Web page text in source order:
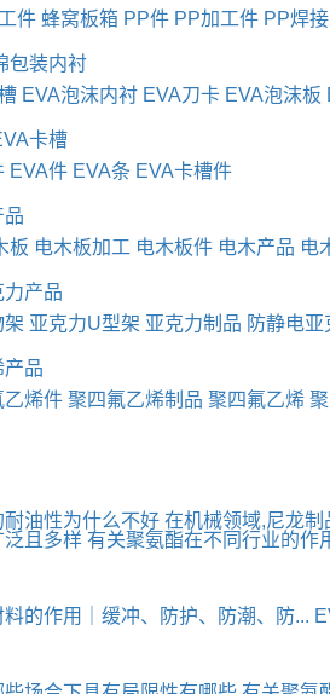
件 蜂窝板箱 PP件 PP加工件 PP焊
包装内衬
EVA泡沫内衬 EVA刀卡 EVA泡沫板
卡槽
EVA件 EVA条 EVA卡槽件
品
板 电木板加工 电木板件 电木产品 电
力产品
架 亚克力U型架 亚克力制品 防静电
产品
乙烯件 聚四氟乙烯制品 聚四氟乙烯
耐油性为什么不好 在机械领域,尼龙
泛且多样 有关聚氨酯在不同行业的作
料的作用｜缓冲、防护、防潮、防...